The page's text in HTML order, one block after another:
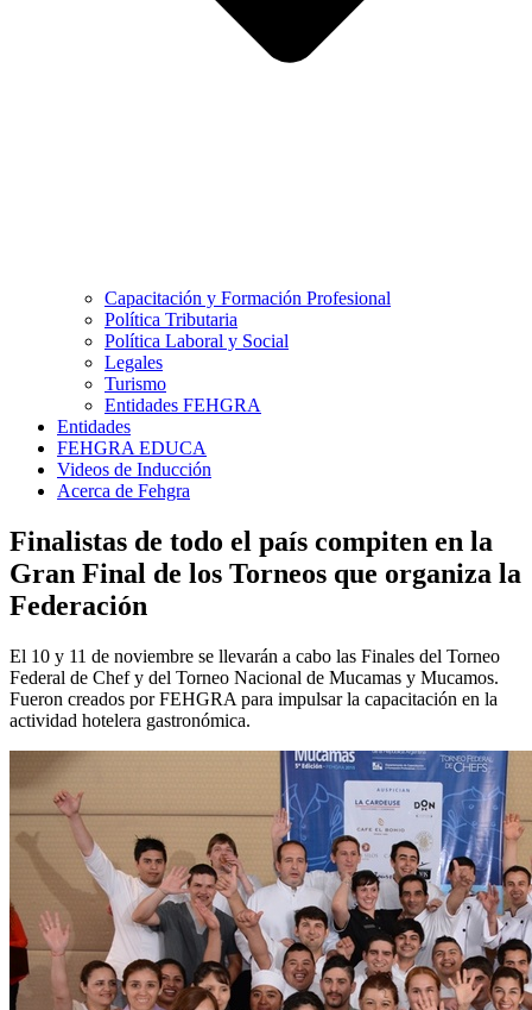
Capacitación y Formación Profesional
Política Tributaria
Política Laboral y Social
Legales
Turismo
Entidades FEHGRA
Entidades
FEHGRA EDUCA
Videos de Inducción
Acerca de Fehgra
Finalistas de todo el país compiten en la
Gran Final de los Torneos que organiza la
Federación
El 10 y 11 de noviembre se llevarán a cabo las Finales del Torneo
Federal de Chef y del Torneo Nacional de Mucamas y Mucamos.
Fueron creados por FEHGRA para impulsar la capacitación en la
actividad hotelera gastronómica.